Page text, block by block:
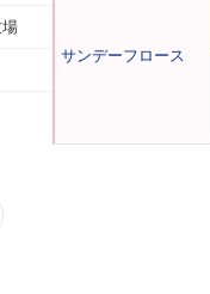
サンデーフロース